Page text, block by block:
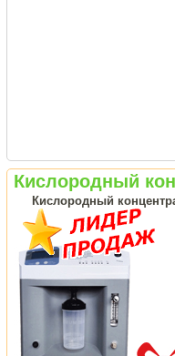
Кислородный
Кислородный